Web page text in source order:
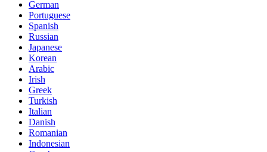
German
Portuguese
Spanish
Russian
Japanese
Korean
Arabic
Irish
Greek
Turkish
Italian
Danish
Romanian
Indonesian